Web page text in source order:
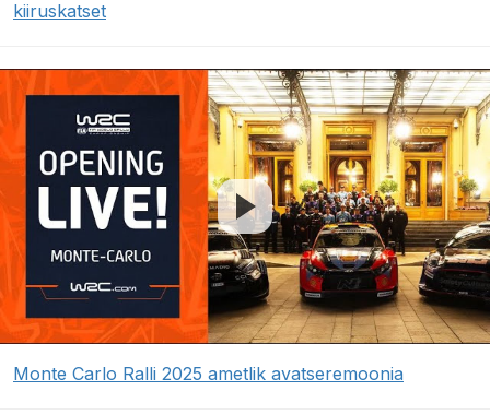
kiiruskatset
Monte Carlo Ralli 2025 ametlik avatseremoonia